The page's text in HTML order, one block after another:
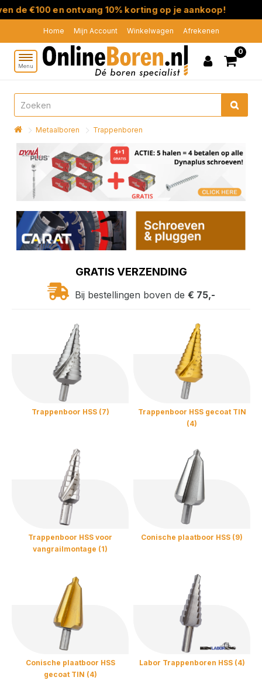
€100 en ontvang 10% korting op je aankoop!
Home Mijn Account Winkelwagen Afrekenen
Menu
0
Metaalboren Trappenboren
GRATIS VERZENDING
Bij bestellingen boven de € 75,-
Trappenboor HSS (7)
Trappenboor HSS gecoat TIN
(4)
Trappenboor HSS voor
vangrailmontage (1)
Conische plaatboor HSS (9)
Conische plaatboor HSS
gecoat TIN (4)
Labor Trappenboren HSS (4)